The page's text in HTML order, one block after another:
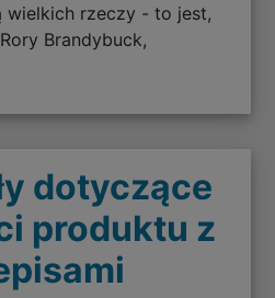
wielkich rzeczy - to jest,
Brandybuck,
dotyczące
produktu z